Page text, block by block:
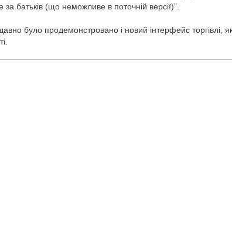
за батьків (що неможливе в поточній версії)”.
було продемонстровано і новий інтерфейс торгівлі,